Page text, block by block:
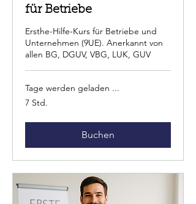
für Betriebe
Ersthe-Hilfe-Kurs für Betriebe und
Unternehmen (9UE). Anerkannt von
allen BG, DGUV, VBG, LUK, GUV
Tage werden geladen ...
7 Std.
Buchen